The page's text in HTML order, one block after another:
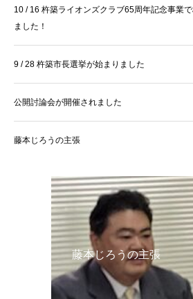
10 / 16 杵築ライオンズクラブ65周年記念事業
ました！
9 / 28 杵築市長選挙が始まりました
公開討論会が開催されました
藤本じろうの主張
藤本じろうの主張